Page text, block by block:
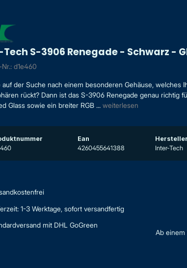
S-3906 Renegade - Schwarz -
d1e460
auf der Suche nach einem besonderen Gehäuse, welches
rückt? Dann ist das S-3906 Renegade genau richtig
Glass sowie ein breiter RGB ... weiterlesen
Ean
4260455641388
Hersteller
Inter-Tech
1-3 Werktage, sofort versandfertig
mit DHL GoGreen
Ab